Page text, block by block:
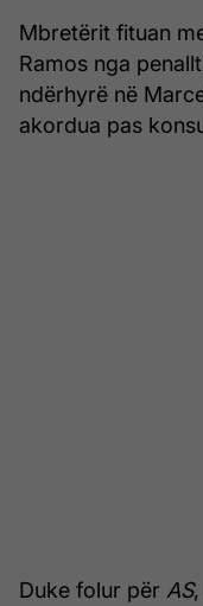
Mbretërit fituan
Ramos nga
ndërhyrë në
akordua pas
Duke folur për AS